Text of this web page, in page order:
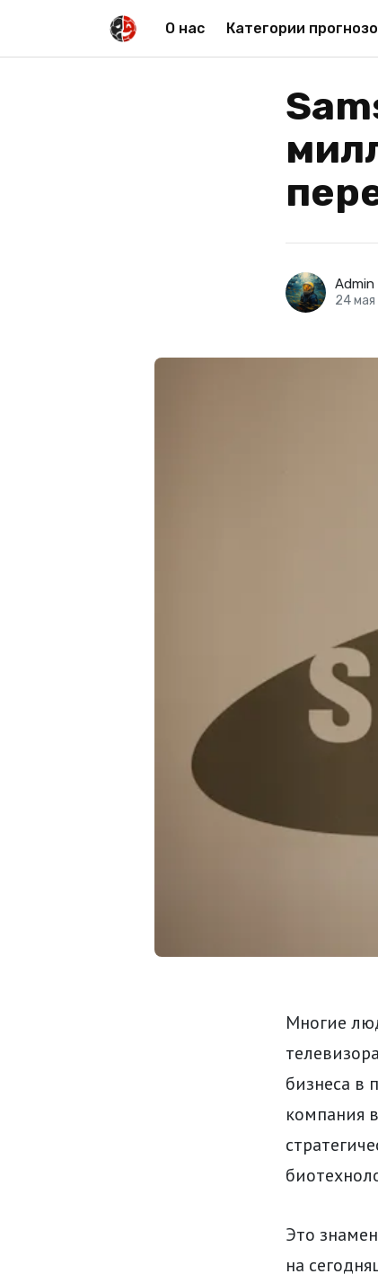
О нас Категории
Admin
24
Многие
бизнеса в
компания
Это
на